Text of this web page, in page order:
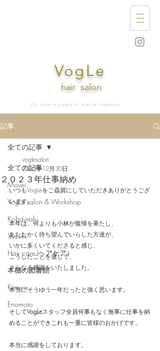
VogLe
hair salon
Our salon is a place for sharing happiness
記事
全ての記事
Movei
VogLe salon & Workshop
Kobayashi
Suzuki
Hair care (ヘアケア）
本棚の図書館
Kimura
Enomoto
全ての記事
２０２３年仕事納め
voglesalon
2023年12月30日
いつもVogLeをご贔屓にしていただきありがとうござ
います。
本年は、何よりも小林が復帰を果たし、
あたたかく待ち望んでいらした方達が、
いかに多くいてくださると感じ、
こうしたことを通じて、
さらなる感謝をいたしました。
本当にそうゆう一年だったと強く思います。
そしてVogLeスタッフ全員何事もなく無事に仕事を納
めることができこれも一重に皆様のおかげです。
本当に感謝をしております。